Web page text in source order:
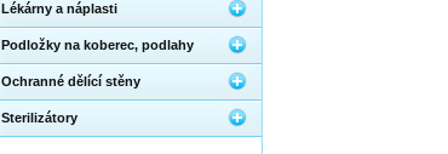
Lékárny a náplasti
Podložky na koberec, podlahy
Ochranné dělící stěny
Sterilizátory